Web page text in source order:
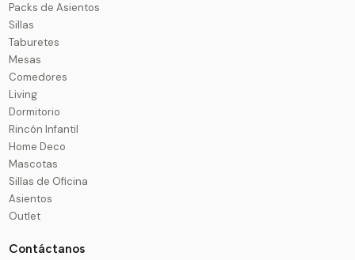
Packs de Asientos
Sillas
Taburetes
Mesas
Comedores
Living
Dormitorio
Rincón Infantil
Home Deco
Mascotas
Sillas de Oficina
Asientos
Outlet
Contáctanos